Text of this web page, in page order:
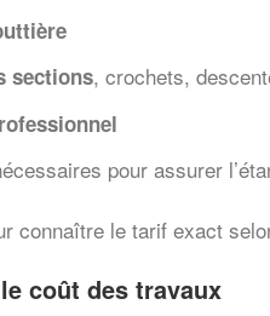
sections, crochets,
pour assurer
connaître le tarif exact
coût des travaux